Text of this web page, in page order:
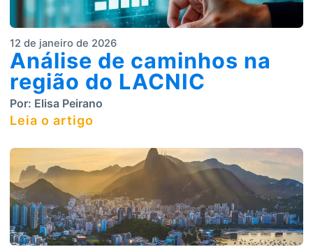
12 de janeiro de 2026
Análise de caminhos na
região do LACNIC
Por: Elisa Peirano
Leia o artigo